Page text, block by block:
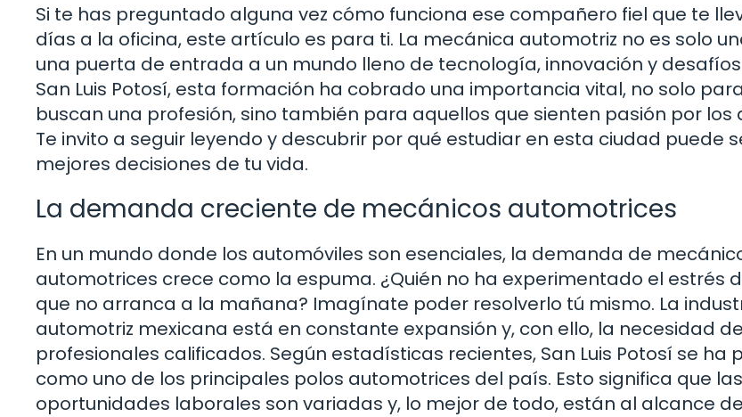
Si te has preguntado alguna vez cómo funciona ese compañero fiel que te
días a la oficina, este artículo es para ti. La mecánica automotriz no es solo
una puerta de entrada a un mundo lleno de tecnología, innovación y desafíos
San Luis Potosí, esta formación ha cobrado una importancia vital, no solo
buscan una profesión, sino también para aquellos que sienten pasión por los
Te invito a seguir leyendo y descubrir por qué estudiar en esta ciudad puede
mejores decisiones de tu vida.
La demanda creciente de mecánicos automotrices
En un mundo donde los automóviles son esenciales, la demanda de
automotrices crece como la espuma. ¿Quién no ha experimentado el estrés
que no arranca a la mañana? Imagínate poder resolverlo tú mismo. La
automotriz mexicana está en constante expansión y, con ello, la necesidad de
profesionales calificados. Según estadísticas recientes, San Luis Potosí se ha
como uno de los principales polos automotrices del país. Esto significa que las
oportunidades laborales son variadas y, lo mejor de todo, están al alcance